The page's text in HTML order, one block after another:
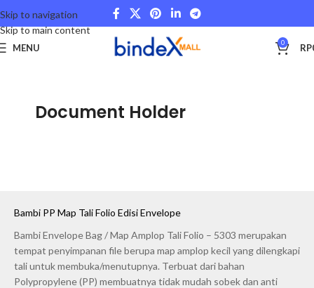
Skip to navigation
Skip to main content
MENU 0 RP
Document Holder
Bambi PP Map Tali Folio Edisi Envelope
Bambi Envelope Bag / Map Amplop Tali Folio – 5303 merupakan
tempat penyimpanan file berupa map amplop kecil yang dilengkapi
tali untuk membuka/menutupnya. Terbuat dari bahan
Polypropylene (PP) membuatnya tidak mudah sobek dan anti